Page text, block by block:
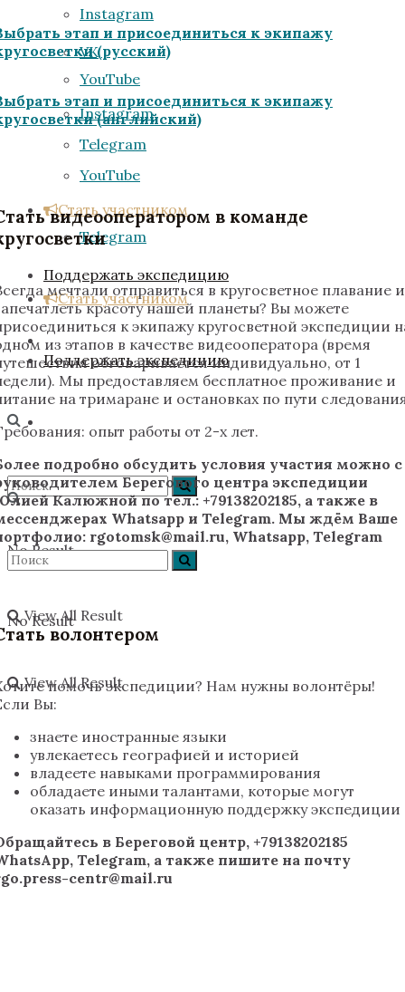
Instagram
YouTube
Telegram
Стать участником
Поддержать экспедицию
No Result
View All Result
VK
Instagram
YouTube
Telegram
Стать участником
Поддержать экспедицию
No Result
View All Result
этап и присоединиться к экипажу
(русский)
этап и присоединиться к экипажу
(английский)
видеооператором в команде
мечтали отправиться в кругосветное плавание и
красоту нашей планеты? Вы можете
к экипажу кругосветной экспедиции
из этапов в качестве видеооператора (время
обговаривается индивидуально, от 1
Мы предоставляем бесплатное проживание и
на тримаране и остановках по пути
опыт работы от 2-х лет.
подробно обсудить условия участия можно с
Берегового центра экспедиции
Калюжной по тел.: +79138202185, а также в
Whatsapp и Telegram. Мы ждём Ваше
rgotomsk@mail.ru, Whatsapp, Telegram
волонтером
помочь экспедиции? Нам нужны волонтёры!
Вы:
знаете иностранные языки
увлекаетесь географией и историей
владеете навыками программирования
обладаете иными талантами, которые могут
оказать информационную поддержку экспедиции
в Береговой центр, +79138202185
Telegram, а также пишите на почту
centr@mail.ru